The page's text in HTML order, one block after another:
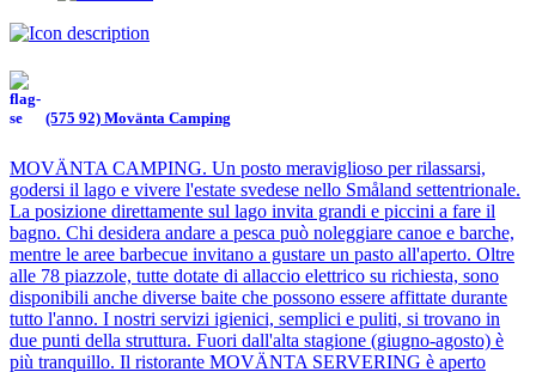
(575 92) Movänta Camping
MOVÄNTA CAMPING. Un posto meraviglioso per rilassarsi,
godersi il lago e vivere l'estate svedese nello Småland settentrionale.
La posizione direttamente sul lago invita grandi e piccini a fare il
bagno. Chi desidera andare a pesca può noleggiare canoe e barche,
mentre le aree barbecue invitano a gustare un pasto all'aperto. Oltre
alle 78 piazzole, tutte dotate di allaccio elettrico su richiesta, sono
disponibili anche diverse baite che possono essere affittate durante
tutto l'anno. I nostri servizi igienici, semplici e puliti, si trovano in
due punti della struttura. Fuori dall'alta stagione (giugno-agosto) è
più tranquillo. Il ristorante MOVÄNTA SERVERING è aperto